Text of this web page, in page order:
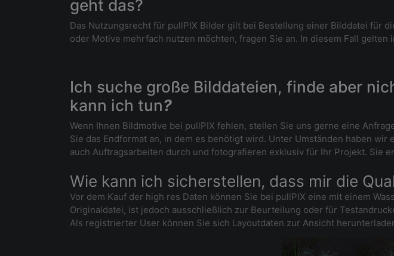
geht das?
Das Nutzungsrecht für pullPIX Bilder gilt bei Bestellung einer Bilddatei für
oder Motive mehrfach nutzen möchten, fragen Sie an. In diesem Fall
Ich suche große Bilddateien, finde aber
kann ich tun?
Wenn Ihnen Bildmotive bei pullPIX fehlen, stellen Sie uns gerne eine
Sie das Endformat an, in dem es benötigt wird. Unter Umständen haben
auch Auftragsarbeiten durch und fotografieren exklusiv für Ihr Projekt. Sie
Wie kann ich sicherstellen, dass mir die
Vor dem Kauf der high res Daten können Sie bei pullPIX eine mit einem
Originaldatei, ist jedoch ausschließlich zur Beurteilung oder für
Als registrierter User können Sie sich Layoutdaten zur Ansicht